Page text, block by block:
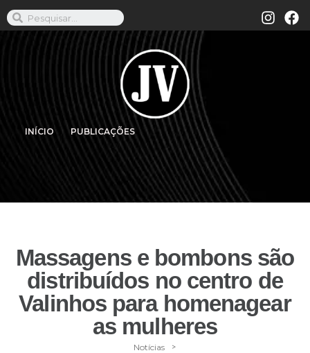
INÍCIO PUBLICAÇÕES
Massagens e bombons são
distribuídos no centro de
Valinhos para homenagear
as mulheres
Notícias >